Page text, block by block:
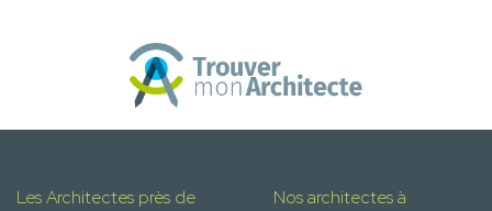
Les Architectes près de
Nos architectes à